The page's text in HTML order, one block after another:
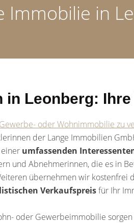
Immobilie in
Leonberg:
Gewerbe- oder Wohnimmobilie zu
der Lange Immobilien
umfassenden
und Abnehmerinnen, die es in
übernehmen wir kostenfrei
Verkaufspreisfür Ihr
oder Gewerbeimmobilie